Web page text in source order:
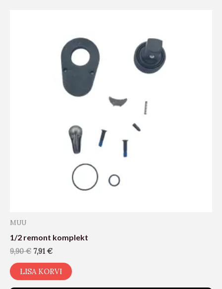
MUU
1/2 remont komplekt
9,90€ 7,91 €
LISA KORVI